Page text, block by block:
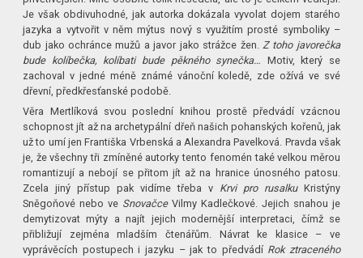
Je však obdivuhodné, jak autorka dokázala vyvolat dojem starého
jazyka a vytvořit v něm mýtus nový s využitím prosté symboliky –
dub jako ochránce mužů a javor jako strážce žen. Z toho javorečka
bude kolíbečka, kolíbati bude pěkného synečka… Motiv, který se
zachoval v jedné méně známé vánoční koledě, zde ožívá ve své
dřevní, předkřesťanské podobě.
Věra Mertlíková svou poslední knihou prostě předvádí vzácnou
schopnost jít až na archetypální dřeň našich pohanských kořenů, jak
už to umí jen Františka Vrbenská a Alexandra Pavelková. Pravda však
je, že všechny tři zmíněné autorky tento fenomén také velkou měrou
romantizují a nebojí se přitom jít až na hranice únosného patosu.
Zcela jiný přístup pak vidíme třeba v Krvi pro rusalkuKristýny
Sněgoňové nebo ve SnovačceVilmy Kadlečkové. Jejich snahou je
demytizovat mýty a najít jejich modernější interpretaci, čímž se
přibližují zejména mladším čtenářům. Návrat ke klasice – ve
vyprávěcích postupech i jazyku – jak to předvádí Rok ztraceného